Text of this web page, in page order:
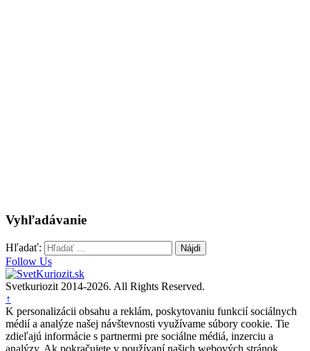
Vyhľadávanie
Hľadať:
Follow Us
Svetkuriozit 2014-2026. All Rights Reserved.
↑
K personalizácii obsahu a reklám, poskytovaniu funkcií sociálnych
médií a analýze našej návštevnosti využívame súbory cookie. Tie
zdieľajú informácie s partnermi pre sociálne médiá, inzerciu a
analýzy. Ak pokračujete v používaní našich webových stránok,